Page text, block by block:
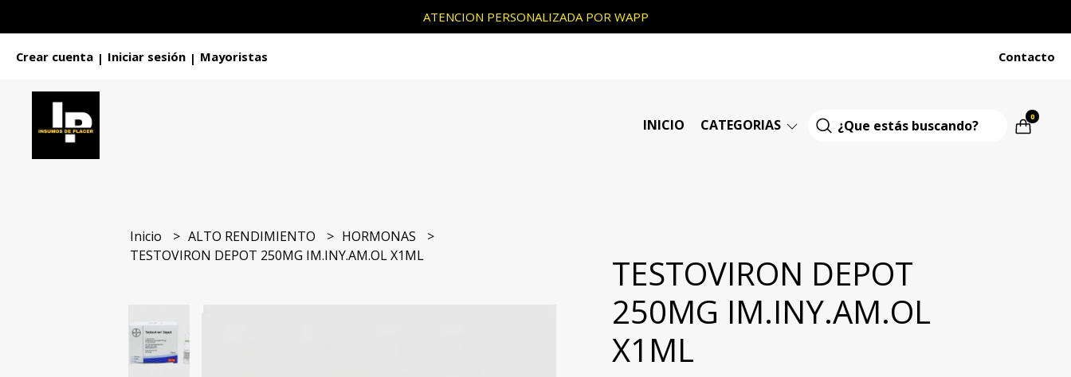
ATENCION PERSONALIZADA POR WAPP
Crear cuenta | Iniciar sesión | Mayoristas Contacto
INICIO CATEGORIAS 0
Inicio ALTO RENDIMIENTO
HORMONAS
TESTOVIRON DEPOT 250MG IM.INY.AM.OL X1ML
TESTOVIRON DEPOT
250MG IM.INY.AM.OL
X1ML